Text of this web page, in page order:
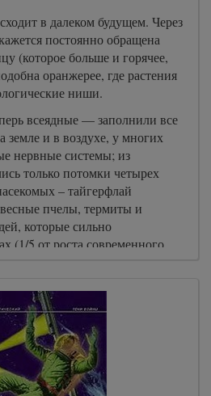
в далеком будущем. Через
постоянно обращена
(которое больше и горячее,
оранжерее, где растения
ниши.
всеядные — заполнили все
земле и в воздухе, у многих
нервные системы; из
только потомки четырех
– тайгерфлай
пчелы, термиты и
которые сильно
(1/5 от роста современного